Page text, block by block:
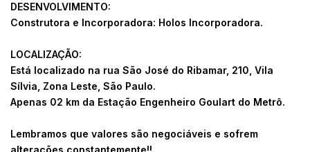
DESENVOLVIMENTO:
Construtora e Incorporadora: Holos Incorporadora.
LOCALIZAÇÃO:
Está localizado na rua São José do Ribamar, 210, Vila
Sílvia, Zona Leste, São Paulo.
Apenas 02 km da Estação Engenheiro Goulart do Metrô.
Lembramos que valores são negociáveis e sofrem